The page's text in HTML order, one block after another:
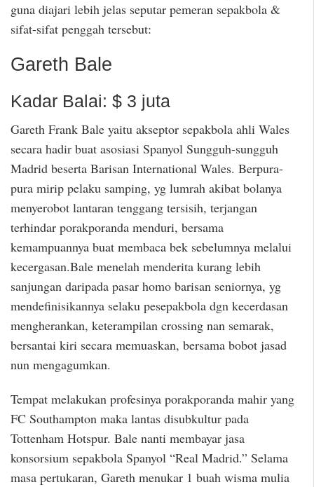
guna diajari lebih jelas seputar pemeran sepakbola &
sifat-sifat penggah tersebut:
Gareth Bale
Kadar Balai: $ 3 juta
Gareth Frank Bale yaitu akseptor sepakbola ahli Wales
secara hadir buat asosiasi Spanyol Sungguh-sungguh
Madrid beserta Barisan International Wales. Berpura-
pura mirip pelaku samping, yg lumrah akibat bolanya
menyerobot lantaran tenggang tersisih, terjangan
terhindar porakporanda menduri, bersama
kemampuannya buat membaca bek sebelumnya melalui
kecergasan.Bale menelah menderita kurang lebih
sanjungan daripada pasar homo barisan seniornya, yg
mendefinisikannya selaku pesepakbola dgn kecerdasan
mengherankan, keterampilan crossing nan semarak,
bersantai kiri secara memuaskan, bersama bobot jasad
nun mengagumkan.
Tempat melakukan profesinya porakporanda mahir yang
FC Southampton maka lantas disubkultur pada
Tottenham Hotspur. Bale nanti membayar jasa
konsorsium sepakbola Spanyol “Real Madrid.” Selama
masa pertukaran, Gareth menukar 1 buah wisma mulia